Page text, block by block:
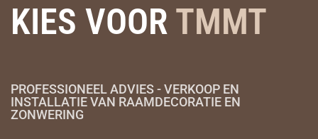
KIES VOOR TMMT
PROFESSIONEEL ADVIES - VERKOOP EN
INSTALLATIE VAN RAAMDECORATIE EN
ZONWERING